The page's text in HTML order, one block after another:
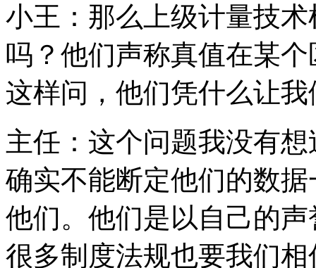
小王：那么上级计量技
吗？他们声称真值在某
这样问，他们凭什么让
主任：这个问题我没有
确实不能断定他们的数
他们。他们是以自己的
很多制度法规也要我们